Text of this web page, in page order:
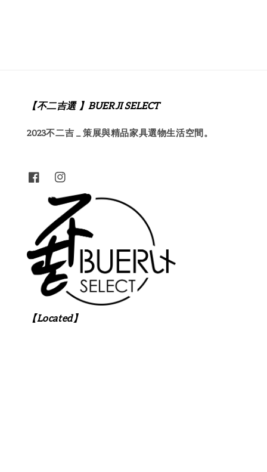
【不二吉選 】BUERJI SELECT
2023不二吉 _ 策展與精品家具選物生活空間。
【Located】